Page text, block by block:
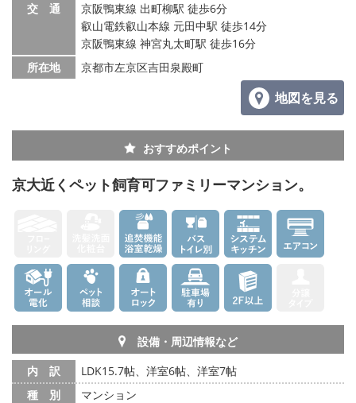
交 通
京阪鴨東線 出町柳駅 徒歩6分
叡山電鉄叡山本線 元田中駅 徒歩14分
京阪鴨東線 神宮丸太町駅 徒歩16分
所在地
京都市左京区吉田泉殿町
地図を見る
おすすめポイント
京大近くペット飼育可ファミリーマンション。
設備・周辺情報など
内 訳
LDK15.7帖、洋室6帖、洋室7帖
種 別
マンション